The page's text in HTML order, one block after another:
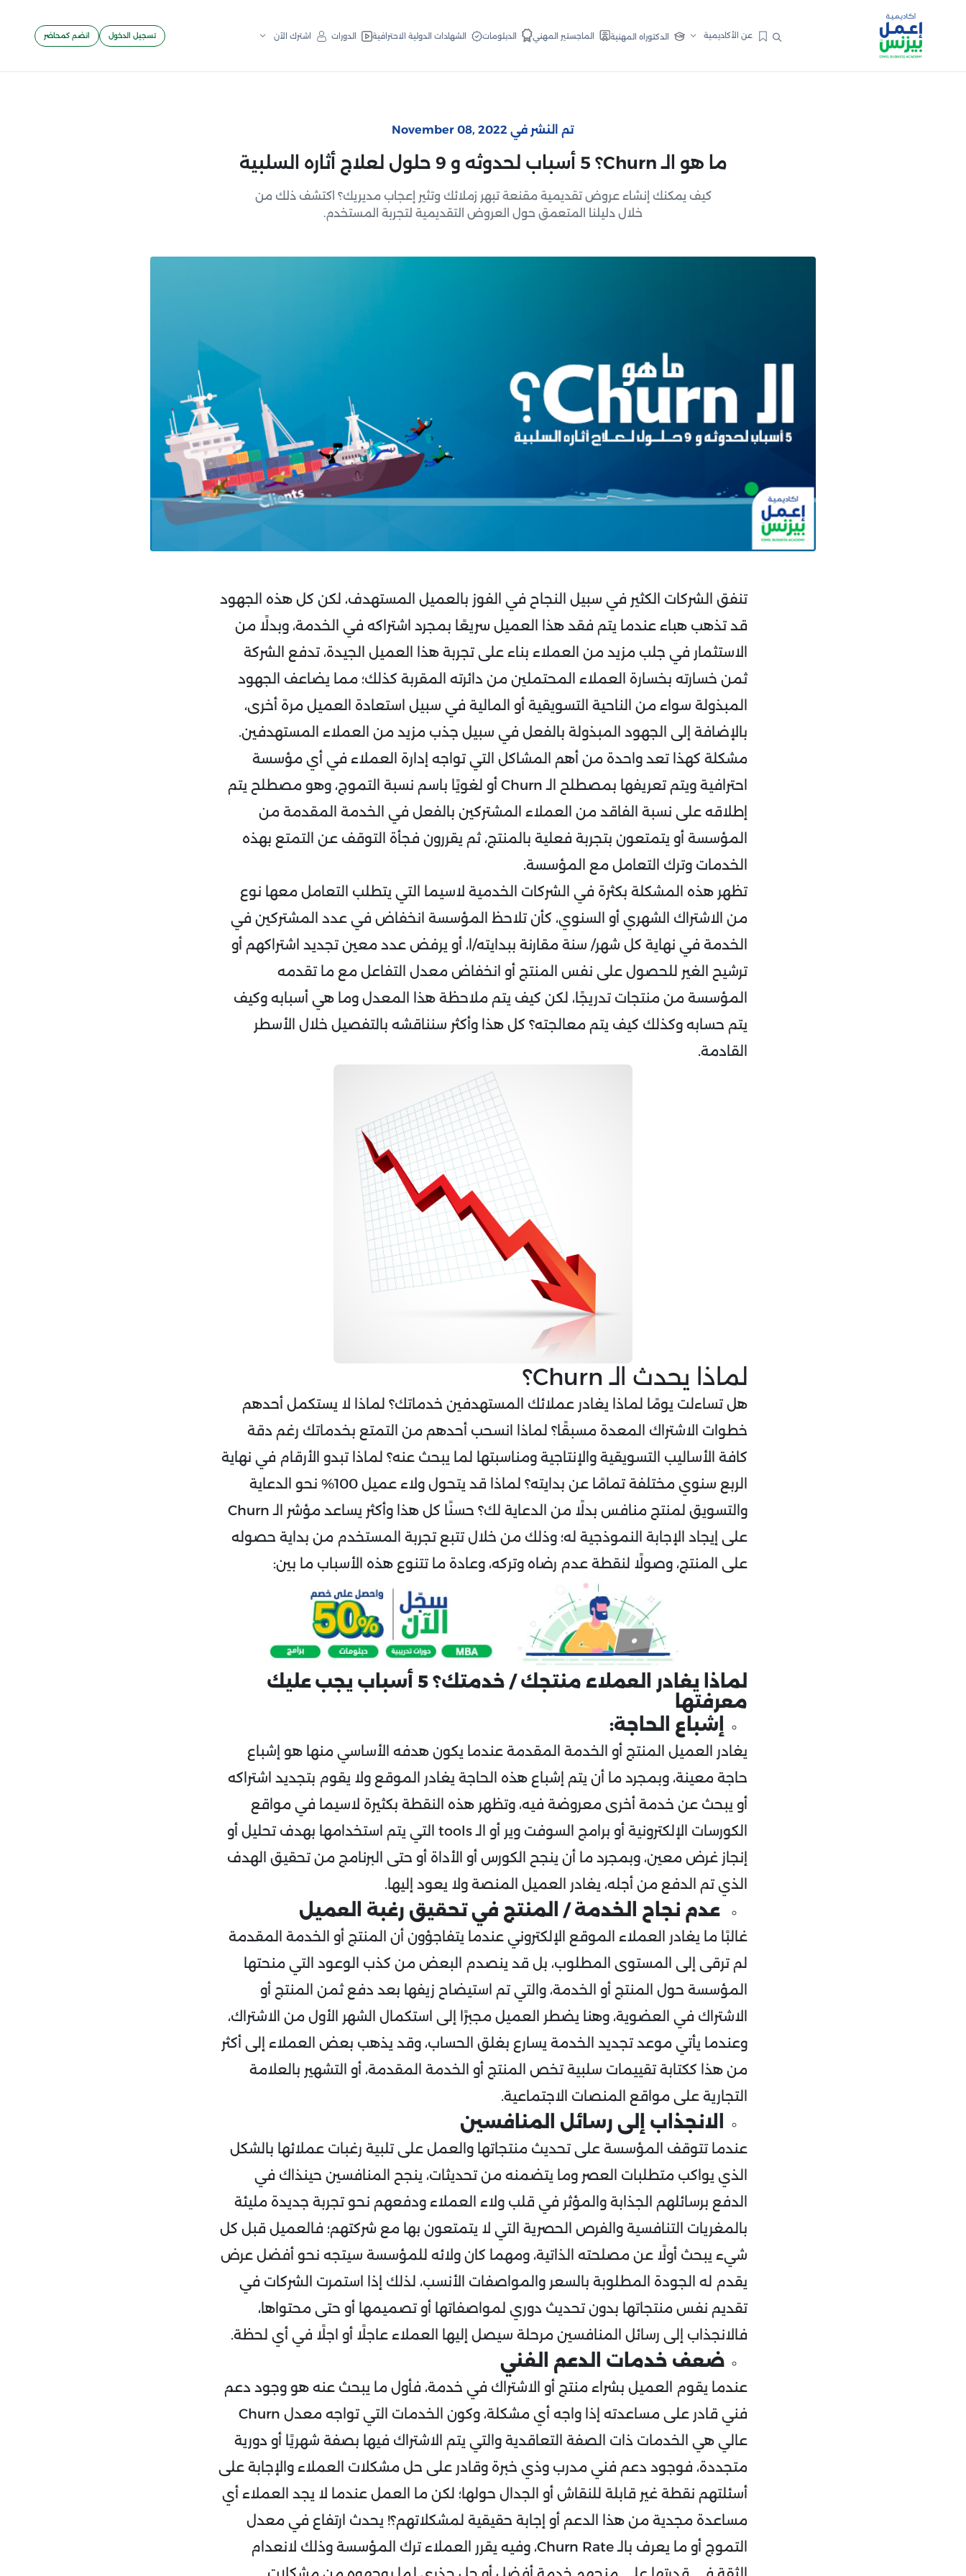
عن الأكاديمية الدكتوراه المهنية الماجستير المهني الدبلومات الشهادات الدولية الاحترافية الدورات اشترك الآن تسجيل الدخول انضم كمحاضر
تم النشر في November 08, 2022
ما هو الـ Churn؟ 5 أسباب لحدوثه و 9 حلول لعلاج أثاره السلبية
كيف يمكنك إنشاء عروض تقديمية مقنعة تبهر زملائك وتثير إعجاب مديريك؟ اكتشف ذلك من
خلال دليلنا المتعمق حول العروض التقديمية لتجربة المستخدم.
تنفق الشركات الكثير في سبيل النجاح في الفوز بالعميل المستهدف، لكن كل هذه الجهود
قد تذهب هباء عندما يتم فقد هذا العميل سريعًا بمجرد اشتراكه في الخدمة، وبدلًا من
الاستثمار في جلب مزيد من العملاء بناء على تجربة هذا العميل الجيدة، تدفع الشركة
ثمن خسارته بخسارة العملاء المحتملين من دائرته المقربة كذلك؛ مما يضاعف الجهود
المبذولة سواء من الناحية التسويقية أو المالية في سبيل استعادة العميل مرة أخرى،
بالإضافة إلى الجهود المبذولة بالفعل في سبيل جذب مزيد من العملاء المستهدفين.
مشكلة كهذا تعد واحدة من أهم المشاكل التي تواجه إدارة العملاء في أي مؤسسة
احترافية ويتم تعريفها بمصطلح الـ Churn أو لغويًا باسم نسبة التموج، وهو مصطلح يتم
إطلاقه على نسبة الفاقد من العملاء المشتركين بالفعل في الخدمة المقدمة من
المؤسسة أو يتمتعون بتجربة فعلية بالمنتج، ثم يقررون فجأة التوقف عن التمتع بهذه
الخدمات وترك التعامل مع المؤسسة.
تظهر هذه المشكلة بكثرة في الشركات الخدمية لاسيما التي يتطلب التعامل معها نوع
من الاشتراك الشهري أو السنوي، كأن تلاحظ المؤسسة انخفاض في عدد المشتركين في
الخدمة في نهاية كل شهر/ سنة مقارنة ببدايته/ا، أو يرفض عدد معين تجديد اشتراكهم أو
ترشيح الغير للحصول على نفس المنتج أو انخفاض معدل التفاعل مع ما تقدمه
المؤسسة من منتجات تدريجًا، لكن كيف يتم ملاحظة هذا المعدل وما هي أسبابه وكيف
يتم حسابه وكذلك كيف يتم معالجته؟ كل هذا وأكثر سنناقشه بالتفصيل خلال الأسطر
القادمة.
لماذا يحدث الـ Churn؟
هل تساءلت يومًا لماذا يغادر عملائك المستهدفين خدماتك؟ لماذا لا يستكمل أحدهم
خطوات الاشتراك المعدة مسبقًا؟ لماذا انسحب أحدهم من التمتع بخدماتك رغم دقة
كافة الأساليب التسويقية والإنتاجية ومناسبتها لما يبحث عنه؟ لماذا تبدو الأرقام في نهاية
الربع سنوي مختلفة تمامًا عن بدايته؟ لماذا قد يتحول ولاء عميل 100% نحو الدعاية
والتسويق لمنتج منافس بدلًا من الدعاية لك؟ حسنًا كل هذا وأكثر يساعد مؤشر الـ Churn
على إيجاد الإجابة النموذجية له؛ وذلك من خلال تتبع تجربة المستخدم من بداية حصوله
على المنتج، وصولًا لنقطة عدم رضاه وتركه، وعادة ما تتنوع هذه الأسباب ما بين:
لماذا يغادر العملاء منتجك / خدمتك؟ 5 أسباب يجب عليك
معرفتها
إشباع الحاجة:
يغادر العميل المنتج أو الخدمة المقدمة عندما يكون هدفه الأساسي منها هو إشباع
حاجة معينة، وبمجرد ما أن يتم إشباع هذه الحاجة يغادر الموقع ولا يقوم بتجديد اشتراكه
أو يبحث عن خدمة أخرى معروضة فيه، وتظهر هذه النقطة بكثيرة لاسيما في مواقع
الكورسات الإلكترونية أو برامج السوفت وير أو الـ tools التي يتم استخدامها بهدف تحليل أو
إنجاز غرض معين، وبمجرد ما أن ينجح الكورس أو الأداة أو حتى البرنامج من تحقيق الهدف
الذي تم الدفع من أجله، يغادر العميل المنصة ولا يعود إليها.
عدم نجاح الخدمة / المنتج في تحقيق رغبة العميل
غالبًا ما يغادر العملاء الموقع الإلكتروني عندما يتفاجؤون أن المنتج أو الخدمة المقدمة
لم ترقى إلى المستوى المطلوب، بل قد ينصدم البعض من كذب الوعود التي منحتها
المؤسسة حول المنتج أو الخدمة، والتي تم استيضاح زيفها بعد دفع ثمن المنتج أو
الاشتراك في العضوية، وهنا يضطر العميل مجبرًا إلى استكمال الشهر الأول من الاشتراك،
وعندما يأتي موعد تجديد الخدمة يسارع بغلق الحساب، وقد يذهب بعض العملاء إلى أكثر
من هذا ككتابة تقييمات سلبية تخص المنتج أو الخدمة المقدمة، أو التشهير بالعلامة
التجارية على مواقع المنصات الاجتماعية.
الانجذاب إلى رسائل المنافسين
عندما تتوقف المؤسسة على تحديث منتجاتها والعمل على تلبية رغبات عملائها بالشكل
الذي يواكب متطلبات العصر وما يتضمنه من تحديثات، ينجح المنافسين حينذاك في
الدفع برسائلهم الجذابة والمؤثر في قلب ولاء العملاء ودفعهم نحو تجربة جديدة مليئة
بالمغريات التنافسية والفرص الحصرية التي لا يتمتعون بها مع شركتهم؛ فالعميل قبل كل
شيء يبحث أولًا عن مصلحته الذاتية، ومهما كان ولائه للمؤسسة سيتجه نحو أفضل عرض
يقدم له الجودة المطلوبة بالسعر والمواصفات الأنسب، لذلك إذا استمرت الشركات في
تقديم نفس منتجاتها بدون تحديث دوري لمواصفاتها أو تصميمها أو حتى محتواها،
فالانجذاب إلى رسائل المنافسين مرحلة سيصل إليها العملاء عاجلًا أو اجلًا في أي لحظة.
ضعف خدمات الدعم الفني
عندما يقوم العميل بشراء منتج أو الاشتراك في خدمة، فأول ما يبحث عنه هو وجود دعم
فني قادر على مساعدته إذا واجه أي مشكلة، وكون الخدمات التي تواجه معدل Churn
عالي هي الخدمات ذات الصفة التعاقدية والتي يتم الاشتراك فيها بصفة شهريًا أو دورية
متجددة، فوجود دعم فني مدرب وذي خبرة وقادر على حل مشكلات العملاء والإجابة على
أسئلتهم نقطة غير قابلة للنقاش أو الجدال حولها؛ لكن ما العمل عندما لا يجد العملاء أي
مساعدة مجدية من هذا الدعم أو إجابة حقيقية لمشكلاتهم؟! يحدث ارتفاع في معدل
التموج أو ما يعرف بالـ Churn Rate، وفيه يقرر العملاء ترك المؤسسة وذلك لانعدام